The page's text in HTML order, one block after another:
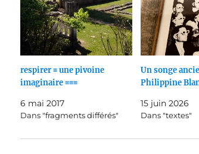
respirer ≡ une pivoine
imaginaire ≡≡≡
6 mai 2017
Dans "fragments différés"
Un songe
Philippine
15 juin 2026
Dans "textes"